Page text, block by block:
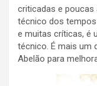
criticadas e poucas
técnico dos
e muitas críticas, é
técnico. É mais um
Abelão para